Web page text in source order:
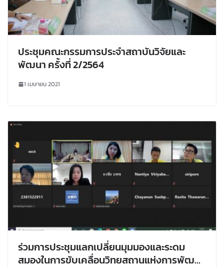
ประชุมคณะกรรมการประจำสถาบันวิจัยและ
พัฒนา ครั้งที่ 2/2564
1 เมษายน 2021
ร่วมการประชุมแลกเปลี่ยนมุมมองและระดม
สมองในการขับเคลื่อนวิทยสถานแห่งการพัฒนา